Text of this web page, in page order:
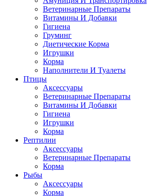
Ветеринарные Препараты
Витамины И Добавки
Гигиена
Груминг
Диетические Корма
Игрушки
Корма
Наполнители И Туалеты
Птицы
Аксессуары
Ветеринарные Препараты
Витамины И Добавки
Гигиена
Игрушки
Корма
Рептилии
Аксессуары
Ветеринарные Препараты
Корма
Рыбы
Аксессуары
Корма